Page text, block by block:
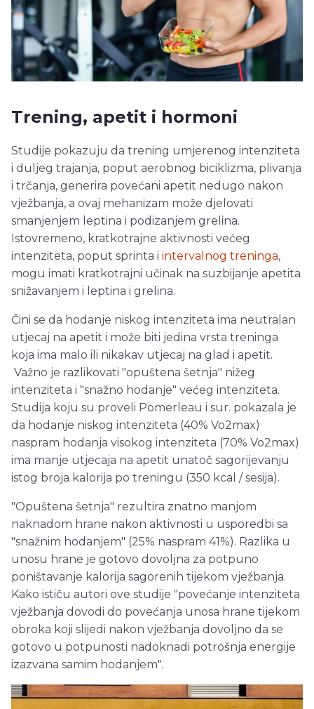
Trening, apetit i hormoni
Studije pokazuju da trening umjerenog intenziteta
i duljeg trajanja, poput aerobnog biciklizma, plivanja
i trčanja, generira povećani apetit nedugo nakon
vježbanja, a ovaj mehanizam može djelovati
smanjenjem leptina i podizanjem grelina.
Istovremeno, kratkotrajne aktivnosti većeg
intenziteta, poput sprinta i intervalnog treninga,
mogu imati kratkotrajni učinak na suzbijanje apetita
snižavanjem i leptina i grelina.
Čini se da hodanje niskog intenziteta ima neutralan
utjecaj na apetit i može biti jedina vrsta treninga
koja ima malo ili nikakav utjecaj na glad i apetit.
Važno je razlikovati "opuštena šetnja" nižeg
intenziteta i "snažno hodanje" većeg intenziteta.
Studija koju su proveli Pomerleau i sur. pokazala je
da hodanje niskog intenziteta (40% Vo2max)
naspram hodanja visokog intenziteta (70% Vo2max)
ima manje utjecaja na apetit unatoč sagorijevanju
istog broja kalorija po treningu (350 kcal / sesija).
"Opuštena šetnja" rezultira znatno manjom
naknadom hrane nakon aktivnosti u usporedbi sa
"snažnim hodanjem" (25% naspram 41%). Razlika u
unosu hrane je gotovo dovoljna za potpuno
poništavanje kalorija sagorenih tijekom vježbanja.
Kako ističu autori ove studije "povećanje intenziteta
vježbanja dovodi do povećanja unosa hrane tijekom
obroka koji slijedi nakon vježbanja dovoljno da se
gotovo u potpunosti nadoknadi potrošnja energije
izazvana samim hodanjem".